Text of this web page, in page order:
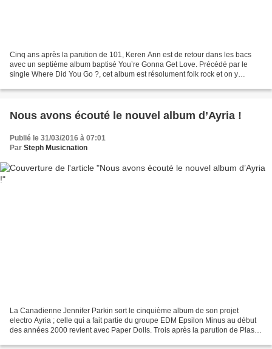
Cinq ans après la parution de 101, Keren Ann est de retour dans les bacs
avec un septième album baptisé You’re Gonna Get Love. Précédé par le
single Where Did You Go ?, cet album est résolument folk rock et on y
Nous avons écouté le nouvel album d’Ayria !
Publié le 31/03/2016 à 07:01
Par Steph Musicnation
La Canadienne Jennifer Parkin sort le cinquième album de son projet
electro Ayria ; celle qui a fait partie du groupe EDM Epsilon Minus au début
des années 2000 revient avec Paper Dolls. Trois après la parution de Plastic